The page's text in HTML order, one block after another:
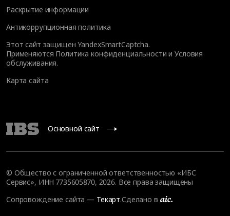
Раскрытие информации
Антикоррупционная политика
Этот сайт защищен YandexSmartCaptcha.
Применяются Политика конфиденциальности иУсловия
обслуживания.
Карта сайта
Основной сайт
© Общество с ограниченной ответственностью «ИБС
Сервис», ИНН 7735605870, 2026. Все права защищены
Сопровождение сайта — Текарт.Сделано в